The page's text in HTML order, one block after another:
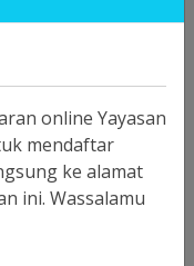
online Yayasan
mendaftar
ke alamat
ini. Wassalamu